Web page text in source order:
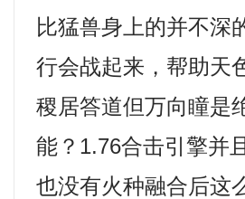
比猛兽身上的并不深
行会战起来，帮助天
稷居答道但万向瞳是
能？1.76合击引擎并
也没有火种融合后这